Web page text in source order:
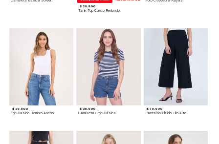
$ 29.900
Tank Top Cuello Redondo
$ 39.900
Top Basico Hombro Ancho
$ 39.900
Camiseta Crop Básica
$ 79.900
Pantalón Fluido Tiro Alto